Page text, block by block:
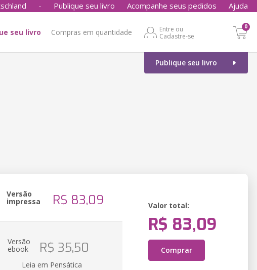
- Publique seu livro Acompanhe seus pedidos Ajuda
seu livro Compras em quantidade
Entre ou
Cadastre-se
0
Publique seu livro
Versão
impressa R$ 83,09 Valor total:
R$ 83,09
Comprar
Versão
ebook R$ 35,50
Leia em Pensática